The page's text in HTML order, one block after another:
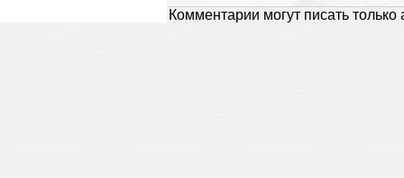
Комментарии могут писать